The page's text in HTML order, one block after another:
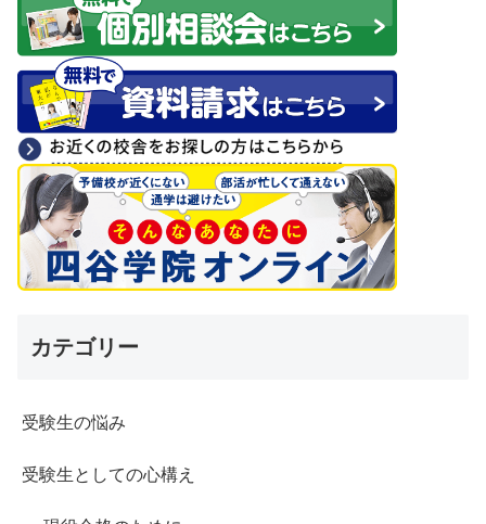
カテゴリー
受験生の悩み
受験生としての心構え